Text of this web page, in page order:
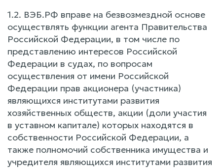
1.2. ВЭБ.РФ вправе на безвозмездной основе
осуществлять функции агента Правительства
Российской Федерации, в том числе по
представлению интересов Российской
Федерации в судах, по вопросам
осуществления от имени Российской
Федерации прав акционера (участника)
являющихся институтами развития
хозяйственных обществ, акции (доли участия
в уставном капитале) которых находятся в
собственности Российской Федерации, а
также полномочий собственника имущества и
учредителя являющихся институтами развития